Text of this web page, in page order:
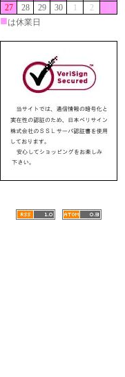
27
28 29 30 1 2 3
■は休業日